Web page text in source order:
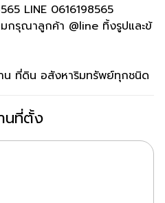
LINE 0616198565
กรุณาลูกค้า @line ทิ้งรูปและข้
น ที่ดิน อสังหาริมทรัพย์ทุกชนิด
นที่ตั้ง